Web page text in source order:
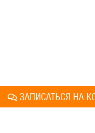
ЗАПИСАТЬСЯ НА